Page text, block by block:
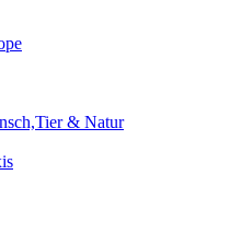
& Natur